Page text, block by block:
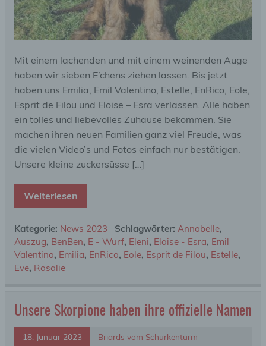
Mit einem lachenden und mit einem weinenden Auge
haben wir sieben E’chens ziehen lassen. Bis jetzt
haben uns Emilia, Emil Valentino, Estelle, EnRico, Eole,
Esprit de Filou und Eloise – Esra verlassen. Alle haben
ein tolles und liebevolles Zuhause bekommen. Sie
machen ihren neuen Familien ganz viel Freude, was
die vielen Video’s und Fotos einfach nur bestätigen.
Unsere kleine zuckersüsse […]
Weiterlesen
Kategorie: News 2023 Schlagwörter: Annabelle,
Auszug, BenBen, E - Wurf, Eleni, Eloise - Esra, Emil
Valentino, Emilia, EnRico, Eole, Esprit de Filou, Estelle,
Eve, Rosalie
Unsere Skorpione haben ihre offizielle Namen
18. Januar 2023
Briards vom Schurkenturm